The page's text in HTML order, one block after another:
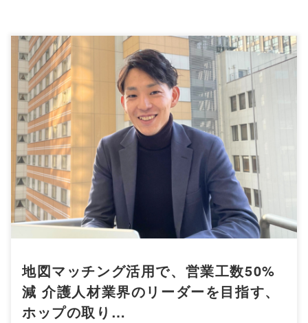
地図マッチング活用で、営業工数50%
減 介護人材業界のリーダーを目指す、
ホップの取り…